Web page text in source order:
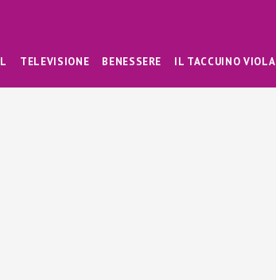
TELEVISIONE BENESSERE IL TACCUINO VIOLA